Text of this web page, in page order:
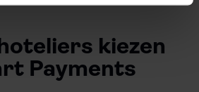
kiezen
Payments